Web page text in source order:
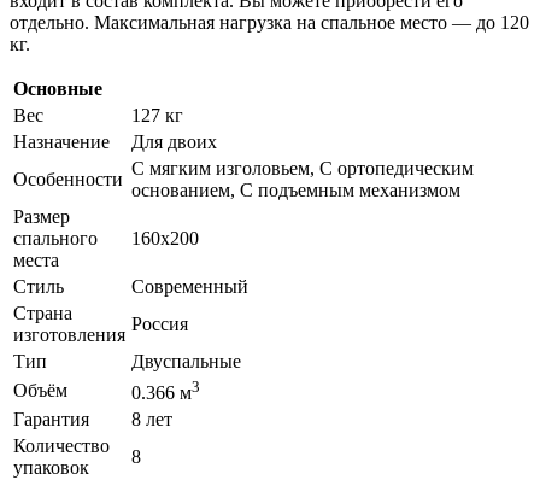
отдельно. Максимальная нагрузка на спальное место — до 120
кг.
Основные
Вес
127 кг
Назначение
Для двоих
Особенности
С мягким изголовьем, С ортопедическим
основанием, С подъемным механизмом
Размер
спального
места
160х200
Стиль
Современный
Страна
изготовления
Россия
Тип
Двуспальные
Объём
0.366 м3
Гарантия
8 лет
Количество
упаковок
8